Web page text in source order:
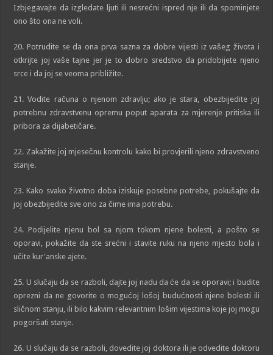
Izbjegavajte da izgledate ljuti ili nesrećni ispred nje ili da spominjete
ono što ona ne voli.
20. Potrudite se da ona prva sazna za dobre vijesti iz vašeg života i
otkrijte joj vaše tajne jer je to dobro sredstvo da pridobijete njeno
srce i da joj se veoma približite.
21. Vodite računa o njenom zdravlju; ako je stara, obezbijedite joj
potrebnu zdravstvenu opremu poput aparata za mjerenje pritiska ili
pribora za dijabetičare.
22. Zakažite joj mjesečnu kontrolu kako bi provjerili njeno zdravstveno
stanje.
23. Kako svako životno doba iziskuje posebne potrebe, pokušajte da
joj obezbijedite sve ono za čime ima potrebu.
24. Podijelite njenu bol sa njom tokom njene bolesti, a pošto se
oporavi, pokažite da ste srećni i stavite ruku na njeno mjesto bola i
učite kur'anske ajete.
25. U slučaju da se razboli, dajte joj nadu da će da se oporavi; i budite
oprezni da ne govorite o mogućoj lošoj budućnosti njene bolesti ili
sličnom stanju, ili bilo kakvim relevantnim lošim vijestima koje joj mogu
pogoršati stanje.
26. U slučaju da se razboli, dovedite joj doktora ili je odvedite doktoru